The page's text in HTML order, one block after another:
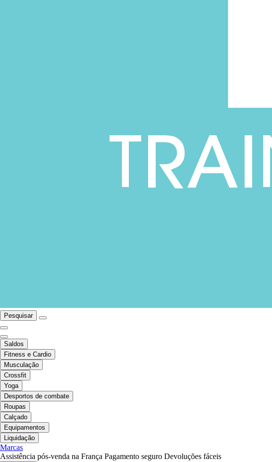
Pesquisar
Saldos
Fitness e Cardio
Musculação
Crossfit
Yoga
Desportos de combate
Roupas
Calçado
Equipamentos
Liquidação
Marcas
Assistência pós-venda na França Pagamento seguro Devoluções fáceis